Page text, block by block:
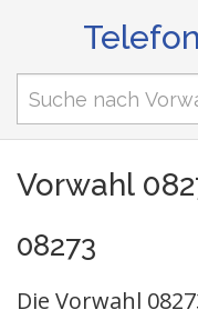
Vorwahl
08273
Die Vorwahl